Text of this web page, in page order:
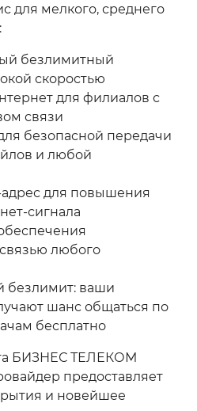
для мелкого, среднего
безлимитный
скоростью
для филиалов с
связи
безопасной передачи
и любой
адрес для повышения
сигнала
любого
безлимит: ваши
шанс общаться по
бесплатно
БИЗНЕС ТЕЛЕКОМ
предоставляет
и новейшее